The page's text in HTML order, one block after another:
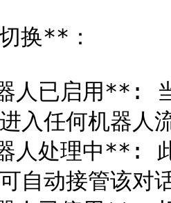
换**：
入任何机器人
自动接管该对